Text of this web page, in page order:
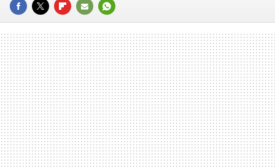
FACEBOOK
TWITTERFLIPBOARD
E-
MAIL
WHATSAPP